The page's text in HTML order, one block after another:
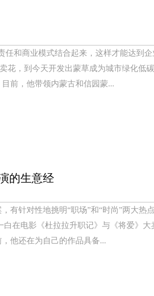
任和商业模式结合起来，这样才能达到企
花，到今天开发出蒙草成为城市绿化低
前，他带领内蒙古和信园蒙...
的生意经
有针对性地挑明“职场”和“时尚”两大热
在电影《杜拉拉升职记》与《将爱》大
他还在为自己的作品具备...